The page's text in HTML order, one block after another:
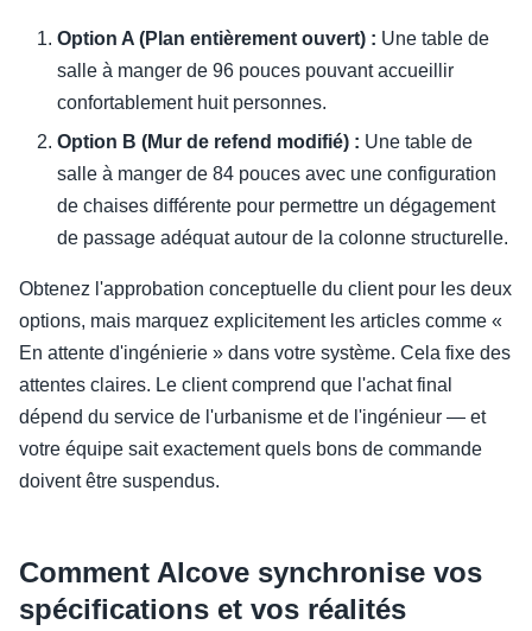
Option A (Plan entièrement ouvert) : Une table de
salle à manger de 96 pouces pouvant accueillir
confortablement huit personnes.
Option B (Mur de refend modifié) : Une table de
salle à manger de 84 pouces avec une configuration
de chaises différente pour permettre un dégagement
de passage adéquat autour de la colonne structurelle.
Obtenez l'approbation conceptuelle du client pour les deux
options, mais marquez explicitement les articles comme «
En attente d'ingénierie » dans votre système. Cela fixe des
attentes claires. Le client comprend que l'achat final
dépend du service de l'urbanisme et de l'ingénieur — et
votre équipe sait exactement quels bons de commande
doivent être suspendus.
Comment Alcove synchronise vos
spécifications et vos réalités